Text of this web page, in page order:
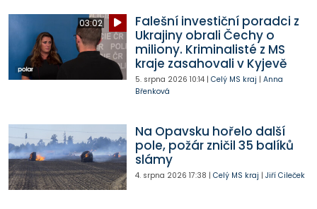
03:02
Falešní investiční poradci z
Ukrajiny obrali Čechy o
miliony. Kriminalisté z MS
kraje zasahovali v Kyjevě
5. srpna 2026 10:14| Celý MS kraj | Anna
Břenková
Na Opavsku hořelo další
pole, požár zničil 35 balíků
slámy
4. srpna 2026 17:38 | Celý MS kraj | Jiří Cileček